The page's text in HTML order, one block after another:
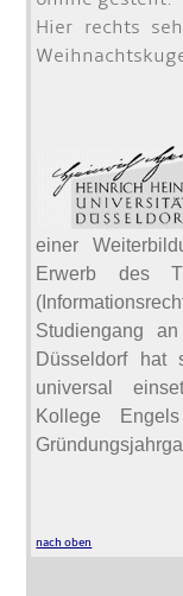
Hier rechts
einer
Erwerb des
Studiengang
Düsseldorf
universal
Kollege
nach oben